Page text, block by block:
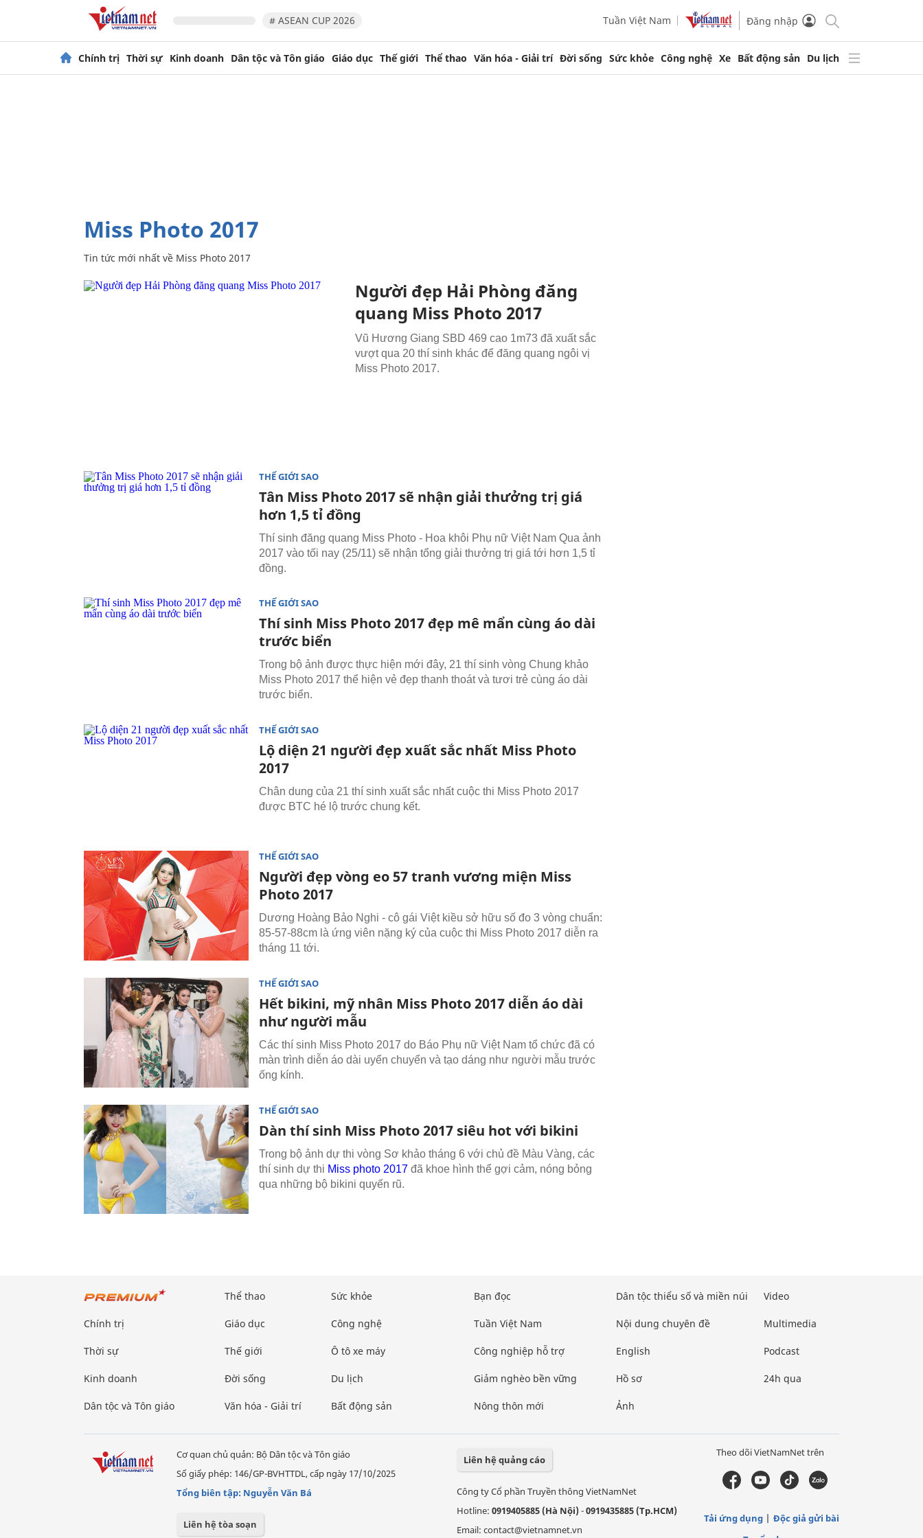
# ASEAN CUP 2026 Tuần Việt Nam Đăng nhập
Chính trị Thời sự Kinh doanh Dân tộc và Tôn giáo Giáo dục Thế giới Thể thao Văn hóa - Giải trí Đời sống Sức khỏe Công nghệ Xe Bất động sản Du lịch
Miss Photo 2017
Tin tức mới nhất về Miss Photo 2017
Người đẹp Hải Phòng đăng
quang Miss Photo 2017
Vũ Hương Giang SBD 469 cao 1m73 đã xuất sắc
vượt qua 20 thí sinh khác để đăng quang ngôi vị
Miss Photo 2017.
THẾ GIỚI SAO
Tân Miss Photo 2017 sẽ nhận giải thưởng trị giá
hơn 1,5 tỉ đồng
Thí sinh đăng quang Miss Photo - Hoa khôi Phụ nữ Việt Nam Qua ảnh
2017 vào tối nay (25/11) sẽ nhận tổng giải thưởng trị giá tới hơn 1,5 tỉ
đồng.
THẾ GIỚI SAO
Thí sinh Miss Photo 2017 đẹp mê mẩn cùng áo dài
trước biển
Trong bộ ảnh được thực hiện mới đây, 21 thí sinh vòng Chung khảo
Miss Photo 2017 thể hiện vẻ đẹp thanh thoát và tươi trẻ cùng áo dài
trước biển.
THẾ GIỚI SAO
Lộ diện 21 người đẹp xuất sắc nhất Miss Photo
2017
Chân dung của 21 thí sinh xuất sắc nhất cuộc thi Miss Photo 2017
được BTC hé lộ trước chung kết.
THẾ GIỚI SAO
Người đẹp vòng eo 57 tranh vương miện Miss
Photo 2017
Dương Hoàng Bảo Nghi - cô gái Việt kiều sở hữu số đo 3 vòng chuẩn:
85-57-88cm là ứng viên nặng ký của cuộc thi Miss Photo 2017 diễn ra
tháng 11 tới.
THẾ GIỚI SAO
Hết bikini, mỹ nhân Miss Photo 2017 diễn áo dài
như người mẫu
Các thí sinh Miss Photo 2017 do Báo Phụ nữ Việt Nam tổ chức đã có
màn trình diễn áo dài uyển chuyển và tạo dáng như người mẫu trước
ống kính.
THẾ GIỚI SAO
Dàn thí sinh Miss Photo 2017 siêu hot với bikini
Trong bộ ảnh dự thi vòng Sơ khảo tháng 6 với chủ đề Màu Vàng, các
thí sinh dự thi Miss photo 2017 đã khoe hình thể gợi cảm, nóng bỏng
qua những bộ bikini quyến rũ.
Chính trị
Thời sự
Kinh doanh
Dân tộc và Tôn giáo
Thể thao
Giáo dục
Thế giới
Đời sống
Văn hóa - Giải trí
Sức khỏe
Công nghệ
Ô tô xe máy
Du lịch
Bất động sản
Bạn đọc
Tuần Việt Nam
Công nghiệp hỗ trợ
Giảm nghèo bền vững
Nông thôn mới
Dân tộc thiểu số và miền núi
Nội dung chuyên đề
English
Hồ sơ
Ảnh
Video
Multimedia
Podcast
24h qua
Cơ quan chủ quản: Bộ Dân tộc và Tôn giáo
Số giấy phép: 146/GP-BVHTTDL, cấp ngày 17/10/2025
Tổng biên tập: Nguyễn Văn Bá
Liên hệ tòa soạn
Liên hệ quảng cáo
Công ty Cổ phần Truyền thông VietNamNet
Hotline: 0919405885 (Hà Nội)-0919435885 (Tp.HCM)
Email: contact@vietnamnet.vn
Theo dõi VietNamNet trên
Tải ứng dụng
Độc giả gửi bài